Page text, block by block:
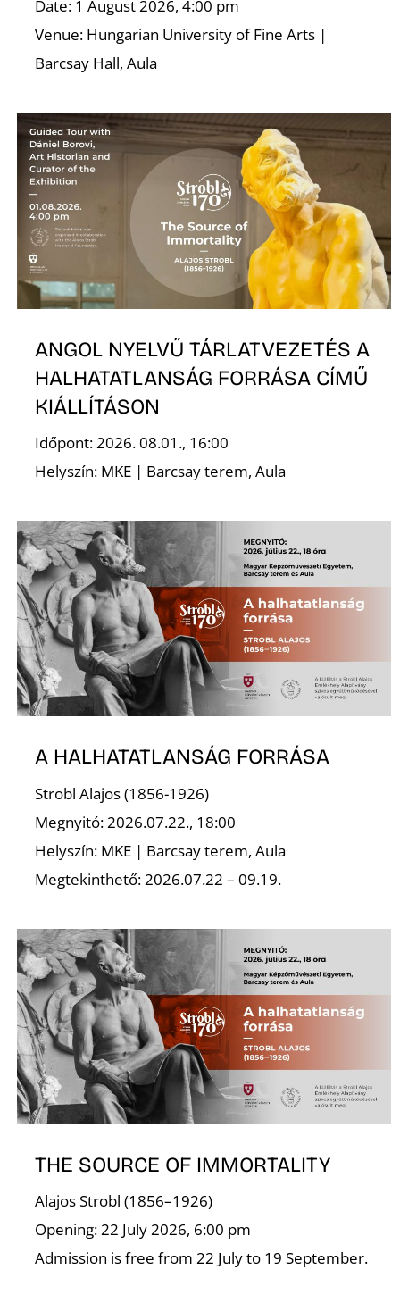
Date: 1 August 2026, 4:00 pm
Venue: Hungarian University of Fine Arts |
Barcsay Hall, Aula
ANGOL NYELVŰ TÁRLATVEZETÉS A
HALHATATLANSÁG FORRÁSA CÍMŰ
KIÁLLÍTÁSON
Időpont: 2026. 08.01., 16:00
Helyszín: MKE | Barcsay terem, Aula
A HALHATATLANSÁG FORRÁSA
Strobl Alajos (1856-1926)
Megnyitó: 2026.07.22., 18:00
Helyszín: MKE | Barcsay terem, Aula
Megtekinthető: 2026.07.22 – 09.19.
THE SOURCE OF IMMORTALITY
Alajos Strobl (1856–1926)
Opening: 22 July 2026, 6:00 pm
Admission is free from 22 July to 19 September.